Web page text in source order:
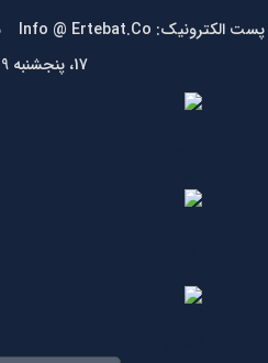
17، پنجشنبه 9 الی 13